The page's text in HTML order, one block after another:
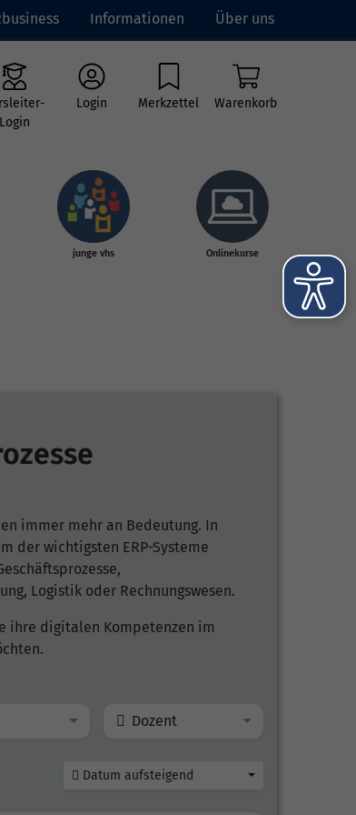
Informationen Über uns
Login
Login Merkzettel Warenkorb
junge vhs Onlinekurse
immer mehr an Bedeutung. In
der wichtigsten ERP-Systeme
Logistik oder Rechnungswesen.
ihre digitalen Kompetenzen im
Dozent
Datum aufsteigend